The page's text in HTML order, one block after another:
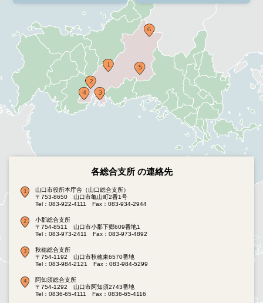
各総合支所 の連絡先
山口市役所本庁舎（山口総合支所）
〒753-8650 山口市亀山町2番1号
Tel：083-922-4111
Fax：083-934-2944
小郡総合支所
〒754-8511 山口市小郡下郷609番地1
Tel：083-973-2411
Fax：083-973-4892
秋穂総合支所
〒754-1192 山口市秋穂東6570番地
Tel：083-984-2121
Fax：083-984-5299
阿知須総合支所
〒754-1292 山口市阿知須2743番地
Tel：0836-65-4111
Fax：0836-65-4116